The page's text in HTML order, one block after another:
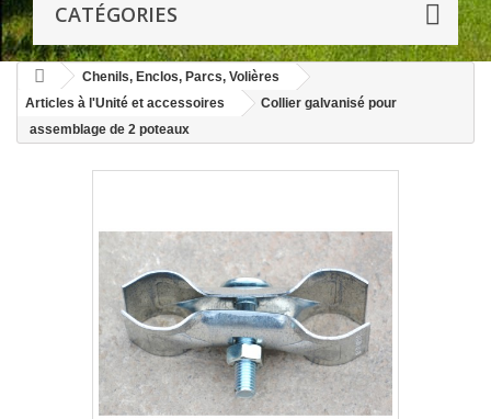
CATÉGORIES
Chenils, Enclos, Parcs, Volières
Articles à l'Unité et accessoires
Collier galvanisé pour
assemblage de 2 poteaux